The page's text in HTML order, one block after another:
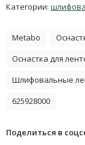
Категории:
Metabo
Оснастка для
Шлифовальные
625928000
Поделиться в